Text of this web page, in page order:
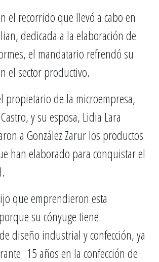
el recorrido que llevó a cabo en
dedicada a la elaboración de
el mandatario refrendó su
el sector productivo.
propietario de la microempresa,
y su esposa, Lidia Lara
a González Zarur los productos
han elaborado para conquistar el
que emprendieron esta
su cónyuge tiene
diseño industrial y confección, ya
15 años en la confección de